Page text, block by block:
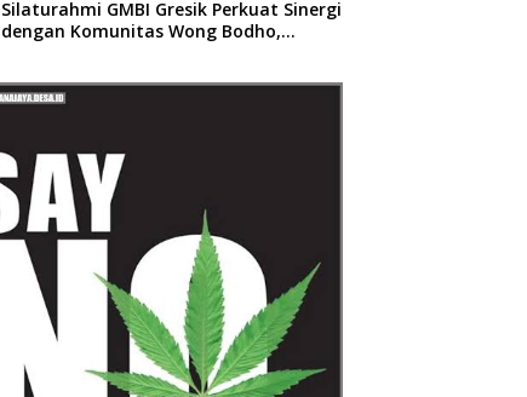
Silaturahmi GMBI Gresik Perkuat Sinergi
dengan Komunitas Wong Bodho,
Sunatan Massal dan Santunan Anak